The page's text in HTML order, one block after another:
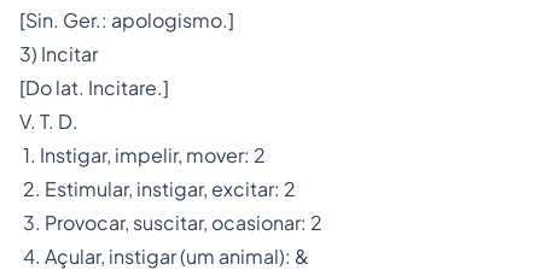
[Sin. Ger.: apologismo.]
3) Incitar
[Do lat. Incitare.]
V. T. D.
1. Instigar, impelir, mover: 2
2. Estimular, instigar, excitar: 2
3. Provocar, suscitar, ocasionar: 2
4. Açular, instigar (um animal): &